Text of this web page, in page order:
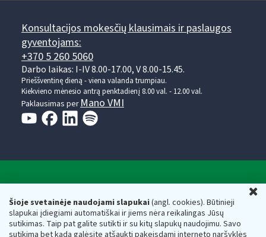
Šioje svetainėje naudojami slapukai(angl. cookies). Būtinieji
slapukai įdiegiami automatiškai ir jiems nėra reikalingas Jūsų
sutikimas. Taip pat galite sutikti ir su kitų slapukų naudojimu. Savo
sutikimą bet kada galėsite atšaukti pakeisdami interneto naršyklės
Konsultacijos mokesčių klausimais ir paslaugos
gyventojams:
+370 5 260 5060
Darbo laikas: I-IV 8.00-17.00, V 8.00-15.45.
Prieššventinę dieną - viena valanda trumpiau.
Kiekvieno mėnesio antrą penktadienį 8.00 val. - 12.00 val.
Paklausimas perMano VMI
Valstybinė mokesčių inspekcija prie Lietuvos
Respublikos finansų ministerijos
Biudžetinė įstaiga. Juridinio asmens kodas — 188659752,
adresas: Vasario 16-osios g. 14, 01107 Vilnius, Lietuva, el.paštas: